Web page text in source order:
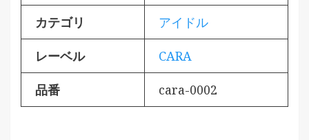
カテゴリ アイドル
レーベル CARA
品番 cara-0002